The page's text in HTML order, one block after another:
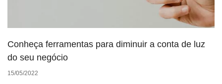
Conheça ferramentas para diminuir a conta de luz
do seu negócio
15/05/2022